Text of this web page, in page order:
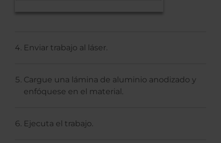
Enviar trabajo al láser.
Cargue una lámina de aluminio anodizado y
enfóquese en el material.
Ejecuta el trabajo.